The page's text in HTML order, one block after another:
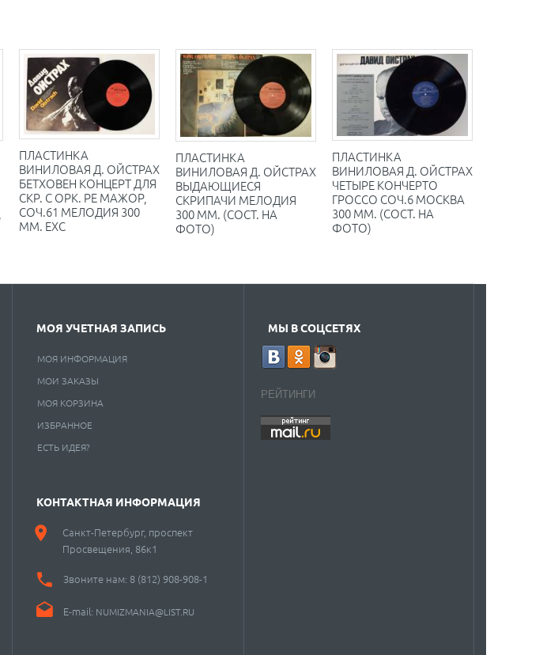
ПЛАСТИНКА
ВИНИЛОВАЯ Д. ОЙСТРАХ
БЕТХОВЕН КОНЦЕРТ ДЛЯ
СКР. С ОРК. РЕ МАЖОР,
СОЧ.61 МЕЛОДИЯ 300
ММ. EXC
ПЛАСТИНКА
ВИНИЛОВАЯ Д. ОЙСТРАХ
ВЫДАЮЩИЕСЯ
СКРИПАЧИ МЕЛОДИЯ
300 ММ. (СОСТ. НА
ФОТО)
ПЛАСТИНКА
ВИНИЛОВАЯ Д. ОЙСТРАХ
ЧЕТЫРЕ КОНЧЕРТО
ГРОССО СОЧ.6 МОСКВА
300 ММ. (СОСТ. НА
ФОТО)
МОЯ УЧЕТНАЯ ЗАПИСЬ
МОЯ ИНФОРМАЦИЯ
МОИ ЗАКАЗЫ
МОЯ КОРЗИНА
ИЗБРАННОЕ
ЕСТЬ ИДЕЯ?
КОНТАКТНАЯ ИНФОРМАЦИЯ
Санкт-Петербург, проспект
Просвещения, 86к1
Звоните нам: 8 (812) 908-908-1
E-mail: NUMIZMANIA@LIST.RU
МЫ В СОЦСЕТЯХ
РЕЙТИНГИ